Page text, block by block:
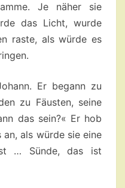
Je näher sie
das Licht, wurde
raste, als würde es
Er begann zu
zu Fäusten, seine
das sein?« Er hob
als würde sie eine
… Sünde, das ist